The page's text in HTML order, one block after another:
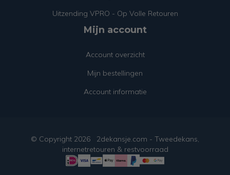
Uitzending VPRO - Op Volle Retouren
Mijn account
Account overzicht
Mijn bestellingen
Account informatie
© Copyright 2026
2dekansje.com - Tweedekans,
internetretouren & restvoorraad